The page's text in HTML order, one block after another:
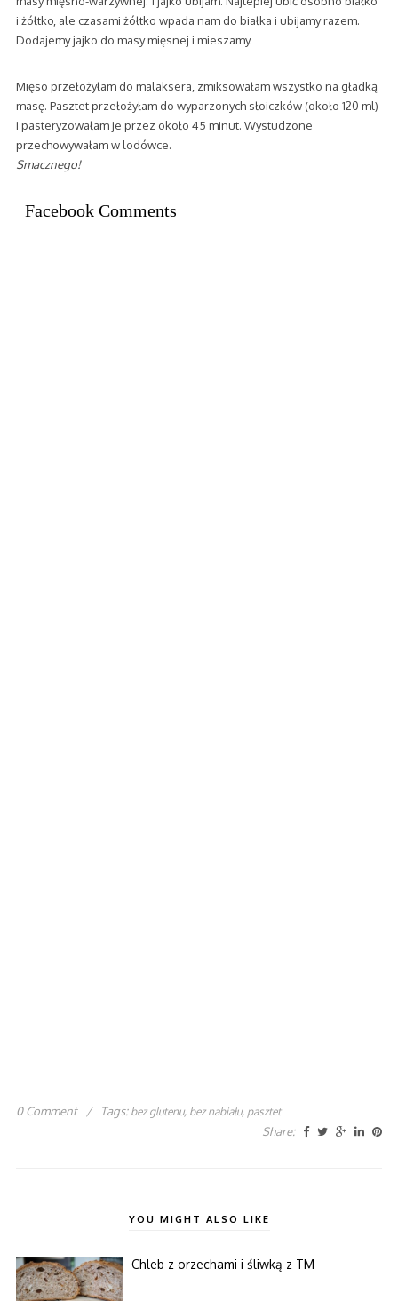
i żółtko, ale czasami żółtko wpada nam do białka i ubijamy razem.
Dodajemy jajko do masy mięsnej i mieszamy.
Mięso przełożyłam do malaksera, zmiksowałam wszystko na gładką
masę. Pasztet przełożyłam do wyparzonych słoiczków (około 120 ml)
i pasteryzowałam je przez około 45 minut. Wystudzone
przechowywałam w lodówce.
Smacznego!
Facebook Comments
0 Comment / Tags: bez glutenu, bez nabiału, pasztet
Share:
YOU MIGHT ALSO LIKE
Chleb z orzechami i śliwką z TM